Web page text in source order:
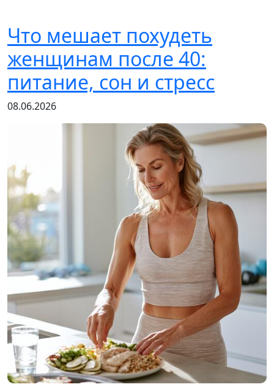
Что мешает похудеть
женщинам после 40:
питание, сон и стресс
08.06.2026